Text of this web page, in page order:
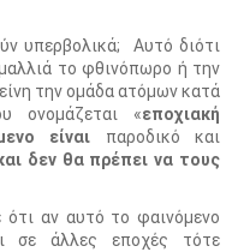
υπερβολικά; Αυτό διότι
το φθινόπωρο ή την
την ομάδα ατόμων κατά
ονομάζεται «εποχιακή
είναι παροδικό και
δεν θα πρέπει να τους
αν αυτό το φαινόμενο
σε άλλες εποχές τότε